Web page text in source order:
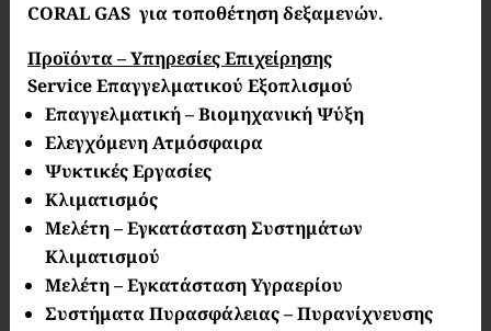
CORAL GAS για τοποθέτηση δεξαμενών.
Προϊόντα – Υπηρεσίες Επιχείρησης
Service Επαγγελματικού Εξοπλισμού
Επαγγελματική – Βιομηχανική Ψύξη
Ελεγχόμενη Ατμόσφαιρα
Ψυκτικές Εργασίες
Κλιματισμός
Μελέτη – Εγκατάσταση Συστημάτων
Κλιματισμού
Μελέτη – Εγκατάσταση Υγραερίου
Συστήματα Πυρασφάλειας – Πυρανίχνευσης